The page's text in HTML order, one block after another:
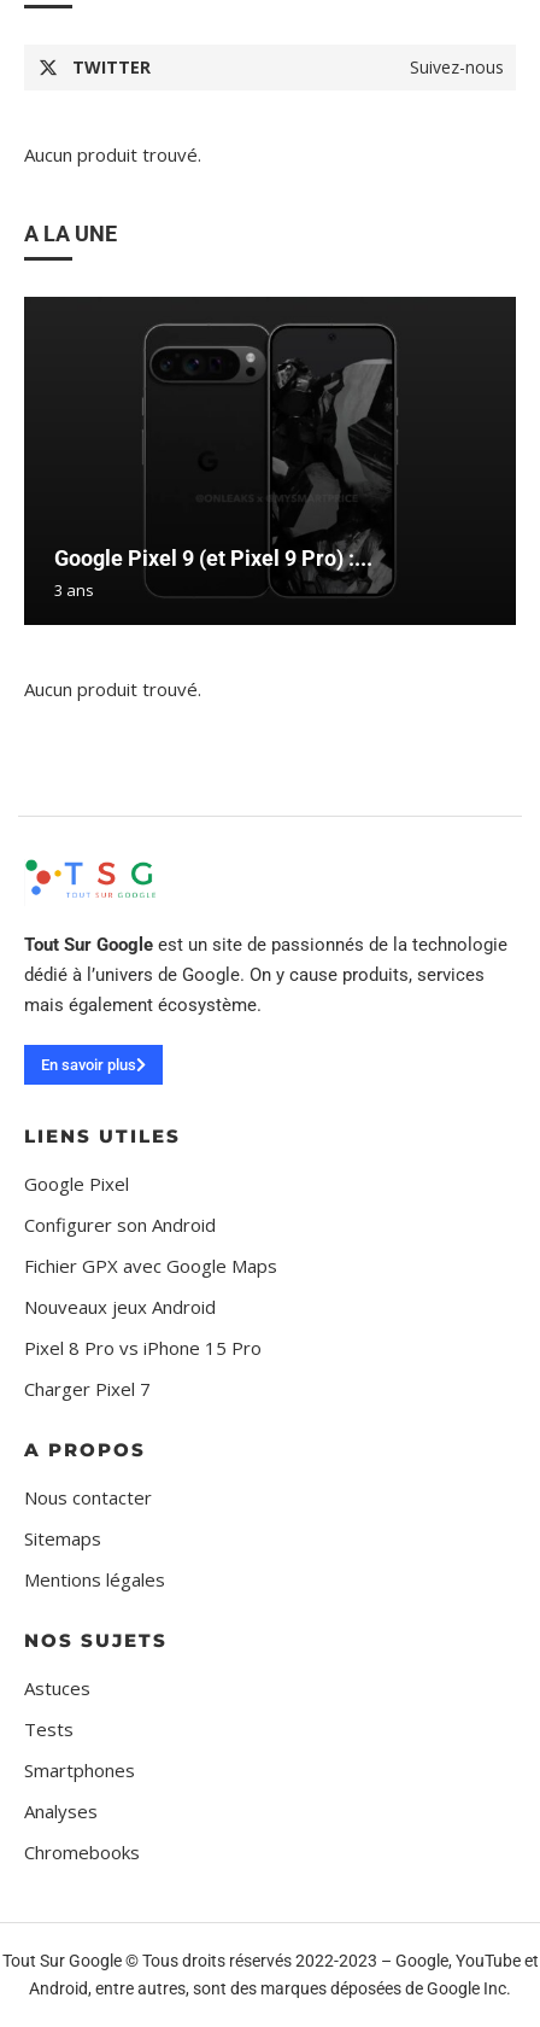
TWITTER Suivez-nous
Aucun produit trouvé.
A LA UNE
Google Pixel 9 (et Pixel 9 Pro) :...
3 ans
Aucun produit trouvé.
Tout Sur Google est un site de passionnés de la technologie
dédié à l’univers de Google. On y cause produits, services
mais également écosystème.
En savoir plus
LIENS UTILES
Google Pixel
Configurer son Android
Fichier GPX avec Google Maps
Nouveaux jeux Android
Pixel 8 Pro vs iPhone 15 Pro
Charger Pixel 7
A PROPOS
Nous contacter
Sitemaps
Mentions légales
NOS SUJETS
Astuces
Tests
Smartphones
Analyses
Chromebooks
Tout Sur Google © Tous droits réservés 2022-2023 – Google, YouTube et
Android, entre autres, sont des marques déposées de Google Inc.